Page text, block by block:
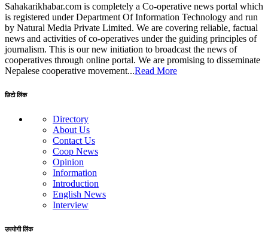
Sahakarikhabar.com is completely a Co-operative news portal which
is registered under Department Of Information Technology and run
by Natural Media Private Limited. We are covering reliable, factual
news and activities of co-operatives under the guiding principles of
journalism. This is our new initiation to broadcast the news of
cooperatives through online portal. We are promising to disseminate
Nepalese cooperative movement...Read More
छिटो लिंक
Directory
About Us
Contact Us
Coop News
Opinion
Information
Introduction
English News
Interview
उपयोगी लिंक